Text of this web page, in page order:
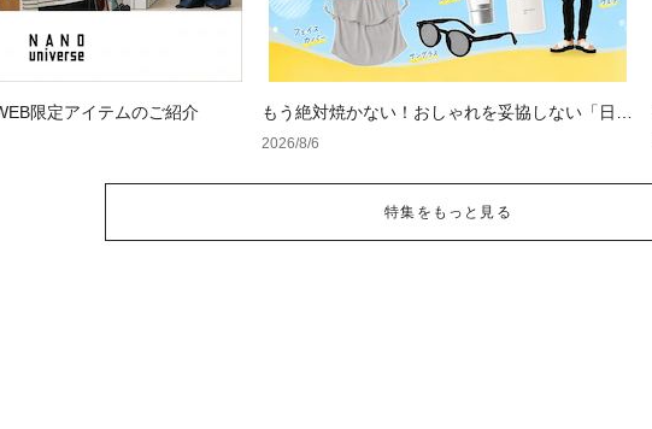
限定アイテムのご紹介
もう絶対焼かない！おしゃれを妥協しない「日焼
け対策」グッズ
2026/8/6
特集をもっと見る